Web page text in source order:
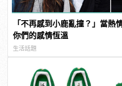
「不再感到小鹿亂撞？」當熱
你們的感情恆溫
生活話題